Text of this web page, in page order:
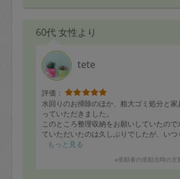
60代 女性より
tete
評価：
水回りのお掃除のほか、粗大ゴミ処分と家
っていただきました。
このところ整理収納をお願いしていたので
ていただいたのは久しぶりでしたが、い
カに来ていただき、気持ち良いです。
もっと見る
※依頼者の依頼当時の主